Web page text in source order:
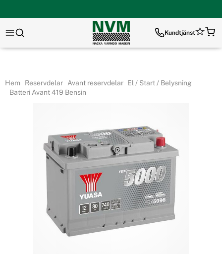
Kundtjänst
Hem Reservdelar Avant reservdelar El / Start / Belysning
Batteri Avant 419 Bensin